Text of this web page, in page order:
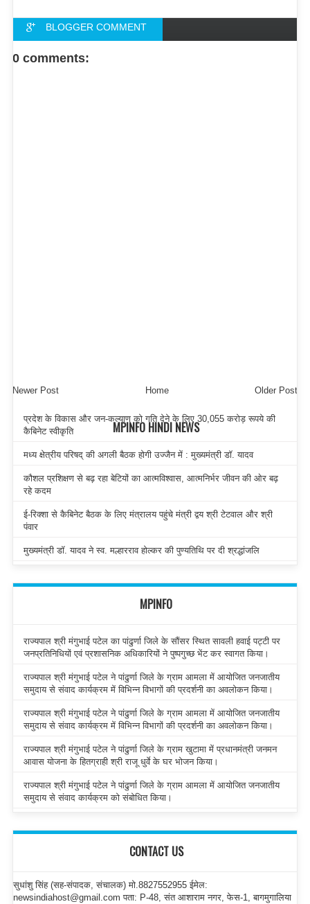
BLOGGER COMMENT
FACEBOOK COMMENT
0 comments:
Newer Post Older Post
Home
MPINFO HINDI NEWS
प्रदेश के विकास और जन-कल्याण को गति देने के लिए 30,055 करोड़ रूपये की
कैबिनेट स्वीकृति
मध्य क्षेत्रीय परिषद् की अगली बैठक होगी उज्जैन में : मुख्यमंत्री डॉ. यादव
कौशल प्रशिक्षण से बढ़ रहा बेटियों का आत्मविश्वास, आत्मनिर्भर जीवन की ओर बढ़
रहे कदम
ई-रिक्शा से कैबिनेट बैठक के लिए मंत्रालय पहुंचे मंत्री द्वय श्री टेटवाल और श्री
पंवार
मुख्यमंत्री डॉ. यादव ने स्व. मल्हारराव होल्कर की पुण्यतिथि पर दी श्रद्धांजलि
MPINFO
राज्यपाल श्री मंगुभाई पटेल का पांढुर्णा जिले के सौंसर स्थित सावली हवाई पट्टी पर
जनप्रतिनिधियों एवं प्रशासनिक अधिकारियों ने पुष्पगुच्छ भेंट कर स्वागत किया।
राज्यपाल श्री मंगुभाई पटेल ने पांढुर्णा जिले के ग्राम आमला में आयोजित जनजातीय
समुदाय से संवाद कार्यक्रम में विभिन्न विभागों की प्रदर्शनी का अवलोकन किया।
राज्यपाल श्री मंगुभाई पटेल ने पांढुर्णा जिले के ग्राम आमला में आयोजित जनजातीय
समुदाय से संवाद कार्यक्रम में विभिन्न विभागों की प्रदर्शनी का अवलोकन किया।
राज्यपाल श्री मंगुभाई पटेल ने पांढुर्णा जिले के ग्राम खुटामा में प्रधानमंत्री जनमन
आवास योजना के हितग्राही श्री राजू धुर्वे के घर भोजन किया।
राज्यपाल श्री मंगुभाई पटेल ने पांढुर्णा जिले के ग्राम आमला में आयोजित जनजातीय
समुदाय से संवाद कार्यक्रम को संबोधित किया।
CONTACT US
सुधांशु सिंह (सह-संपादक, संचालक) मो.8827552955 ईमेल:
newsindiahost@gmail.com पता: P-48, संत आशाराम नगर, फेस-1, बागमुगालिया